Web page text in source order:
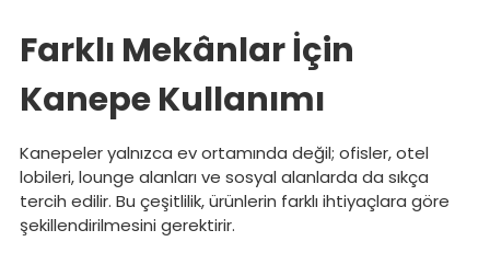
Farklı Mekânlar İçin
Kanepe Kullanımı
Kanepeler yalnızca ev ortamında değil; ofisler, otel
lobileri, lounge alanları ve sosyal alanlarda da sıkça
tercih edilir. Bu çeşitlilik, ürünlerin farklı ihtiyaçlara göre
şekillendirilmesini gerektirir.